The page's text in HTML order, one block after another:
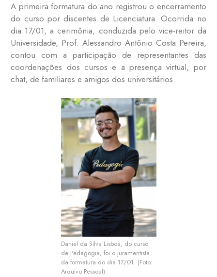
A primeira formatura do ano registrou o encerramento
do curso por discentes de Licenciatura. Ocorrida no
dia 17/01, a cerimônia, conduzida pelo vice-reitor da
Universidade, Prof. Alessandro Antônio Costa Pereira,
contou com a participação de representantes das
coordenações dos cursos e a presença virtual, por
chat, de familiares e amigos dos universitários.
Daniel da Silva Lisboa, do curso
de Pedagogia, foi o juramentista
da formatura do dia 17/01. (Foto:
Arquivo Pessoal)